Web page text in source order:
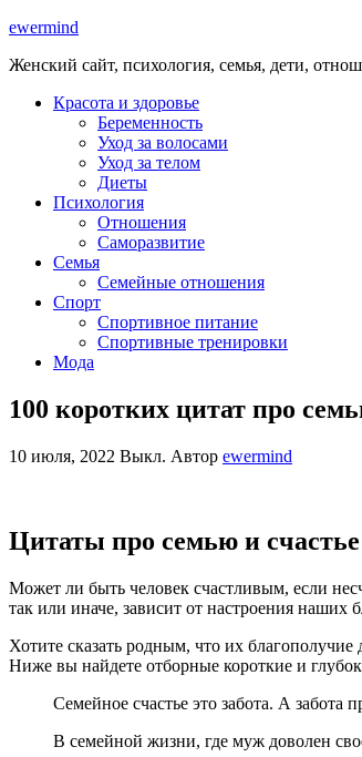
ewermind
Женский сайт, психология, семья, дети,
Красота и здоровье
Беременность
Уход за волосами
Уход за телом
Диеты
Психология
Отношения
Саморазвитие
Семья
Семейные отношения
Спорт
Спортивное питание
Спортивные тренировки
Мода
100 коротких цитат про
10 июля, 2022 Выкл. Автор ewermind
Цитаты про семью и счастье
Может ли быть человек счастливым, если
так или иначе, зависит от настроения наших
Хотите сказать родным, что их благополучие
Ниже вы найдете отборные короткие и
Семейное счастье это забота. А
В семейной жизни, где муж доволен